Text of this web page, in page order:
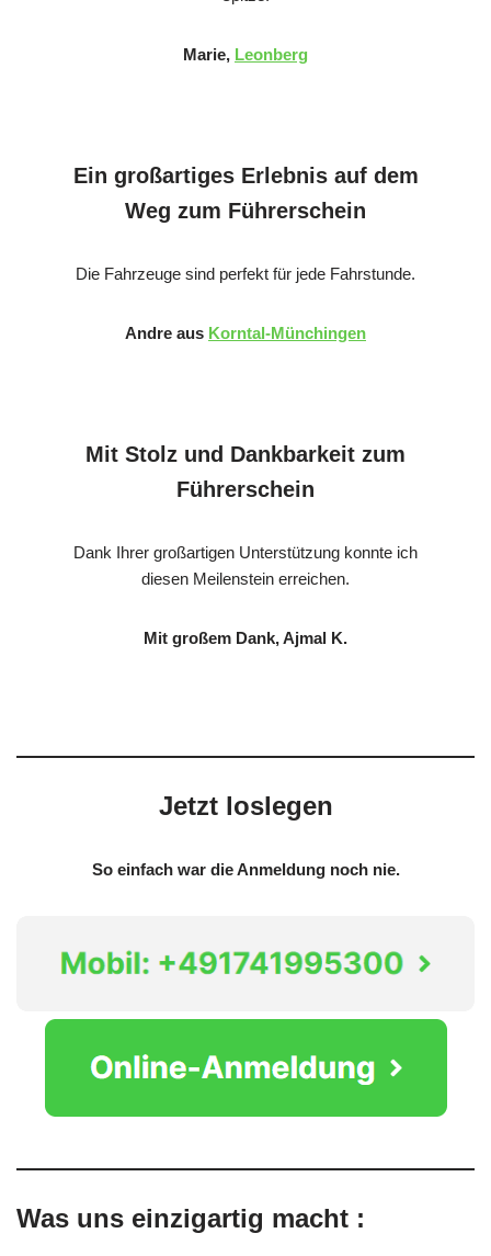
Marie, Leonberg
Ein großartiges Erlebnis auf dem
Weg zum Führerschein
Die Fahrzeuge sind perfekt für jede Fahrstunde.
Andre aus Korntal-Münchingen
Mit Stolz und Dankbarkeit zum
Führerschein
Dank Ihrer großartigen Unterstützung konnte ich
diesen Meilenstein erreichen.
Mit großem Dank, Ajmal K.
Jetzt loslegen
So einfach war die Anmeldung noch nie.
Was uns einzigartig macht :